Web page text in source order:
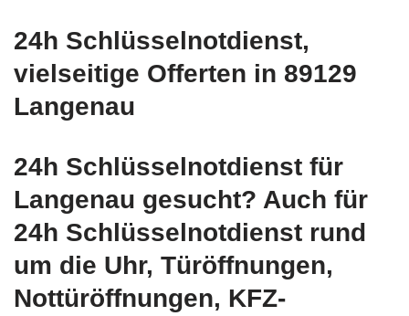
24h Schlüsselnotdienst,
vielseitige Offerten in 89129
Langenau
24h Schlüsselnotdienst für
Langenau gesucht? Auch für
24h Schlüsselnotdienst rund
um die Uhr, Türöffnungen,
Nottüröffnungen, KFZ-